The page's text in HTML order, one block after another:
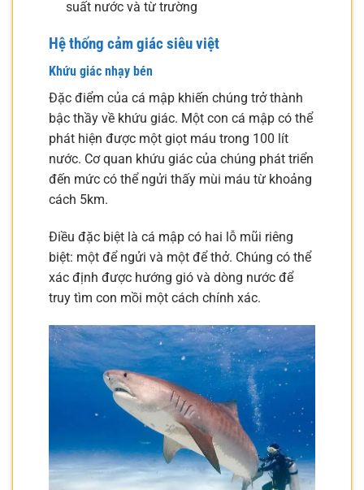
suất nước và từ trường
Hệ thống cảm giác siêu việt
Khứu giác nhạy bén
Đặc điểm của cá mập khiến chúng trở thành
bậc thầy về khứu giác. Một con cá mập có thể
phát hiện được một giọt máu trong 100 lít
nước. Cơ quan khứu giác của chúng phát triển
đến mức có thể ngửi thấy mùi máu từ khoảng
cách 5km.
Điều đặc biệt là cá mập có hai lỗ mũi riêng
biệt: một để ngửi và một để thở. Chúng có thể
xác định được hướng gió và dòng nước để
truy tìm con mồi một cách chính xác.